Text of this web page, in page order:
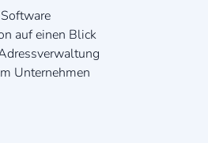
auf einen Blick
Unternehmen